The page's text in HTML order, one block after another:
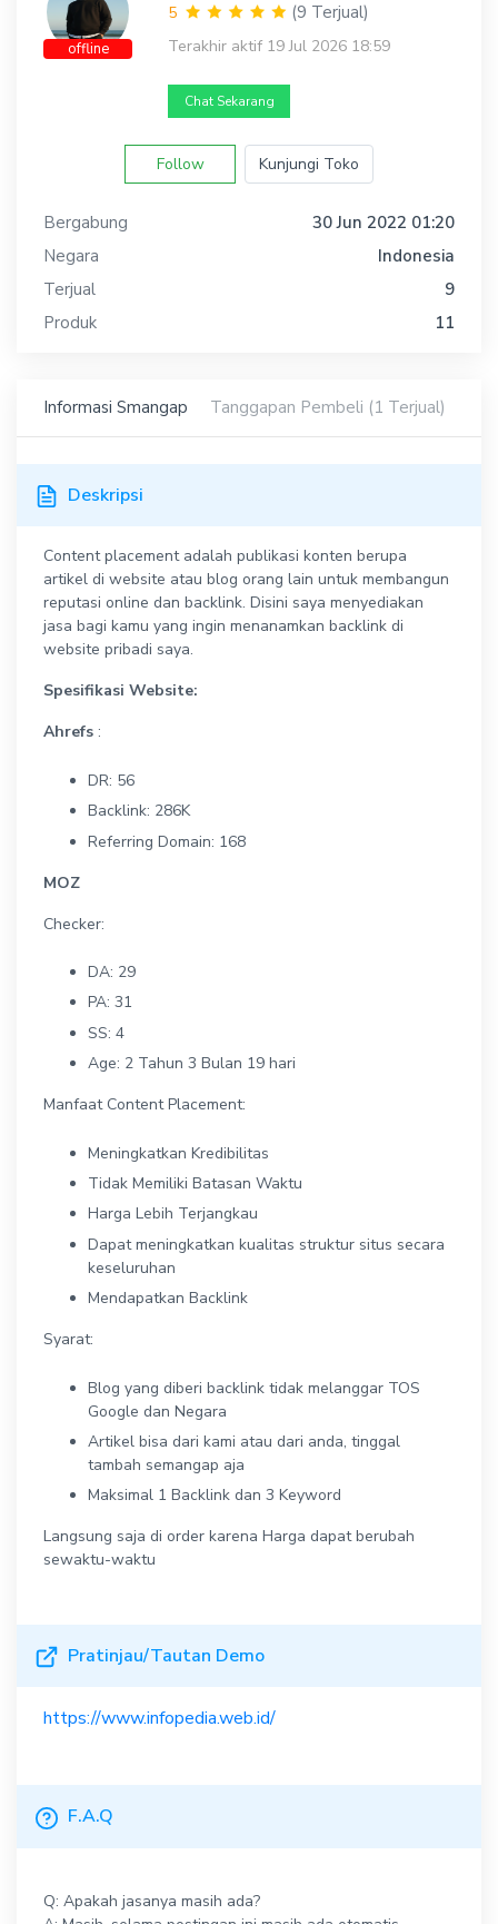
offline
5 (9 Terjual)
Terakhir aktif 19 Jul 2026 18:59
Chat Sekarang
Follow Kunjungi Toko
Bergabung
30 Jun 2022 01:20
Negara
Indonesia
Terjual
9
Produk
11
Informasi Smangap Tanggapan Pembeli (1 Terjual)
Deskripsi
Content placement adalah publikasi konten berupa
artikel di website atau blog orang lain untuk membangun
reputasi online dan backlink. Disini saya menyediakan
jasa bagi kamu yang ingin menanamkan backlink di
website pribadi saya.
Spesifikasi Website:
Ahrefs :
DR: 56
Backlink: 286K
Referring Domain: 168
MOZ
Checker:
DA: 29
PA: 31
SS: 4
Age: 2 Tahun 3 Bulan 19 hari
Manfaat Content Placement:
Meningkatkan Kredibilitas
Tidak Memiliki Batasan Waktu
Harga Lebih Terjangkau
Dapat meningkatkan kualitas struktur situs secara
keseluruhan
Mendapatkan Backlink
Syarat:
Blog yang diberi backlink tidak melanggar TOS
Google dan Negara
Artikel bisa dari kami atau dari anda, tinggal
tambah semangap aja
Maksimal 1 Backlink dan 3 Keyword
Langsung saja di order karena Harga dapat berubah
sewaktu-waktu
Pratinjau/Tautan Demo
https://www.infopedia.web.id/
F.A.Q
Q: Apakah jasanya masih ada?